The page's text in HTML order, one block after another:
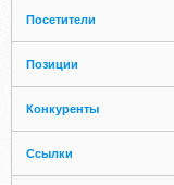
Посетители
Позиции
Конкуренты
Ссылки